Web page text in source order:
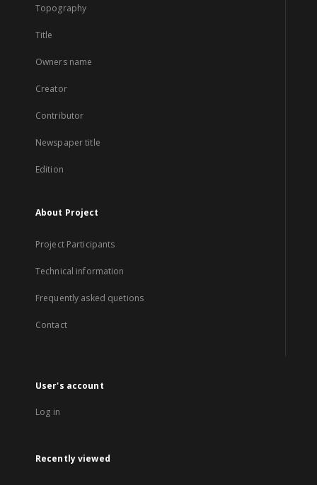
Topography
Title
Owners name
Creator
Contributor
Newspaper title
Edition
About Project
Project Participants
Technical information
Frequently asked quetions
Contact
User's account
Log in
Recently viewed